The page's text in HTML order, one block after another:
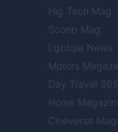
Hig Tech Mag
Scoop Mag
Lgbtqia News
Motors
Day Travel 365
Home
Cineverse